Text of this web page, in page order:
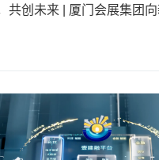
共创未来 | 厦门会展集团